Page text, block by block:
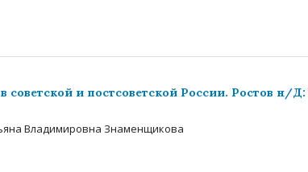
советской и постсоветской России. Ростов
Владимировна Знаменщикова